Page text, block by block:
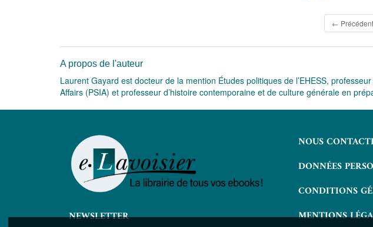
← Précédent
A propos de l'auteur
Laurent Gayard est docteur de la mention Études politiques de l’EHESS,
Affairs (PSIA) et professeur d’histoire contemporaine et de culture générale en
NEWSLETTER
NOUS
DONNÉES
CONDITIONS
MENTIONS